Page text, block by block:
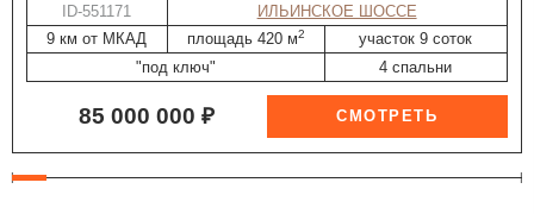
ID-551171
ИЛЬИНСКОЕ ШОССЕ
9 км от МКАД
площадь 420 м2
участок 9 соток
"под ключ"
4 спальни
85 000 000 ₽